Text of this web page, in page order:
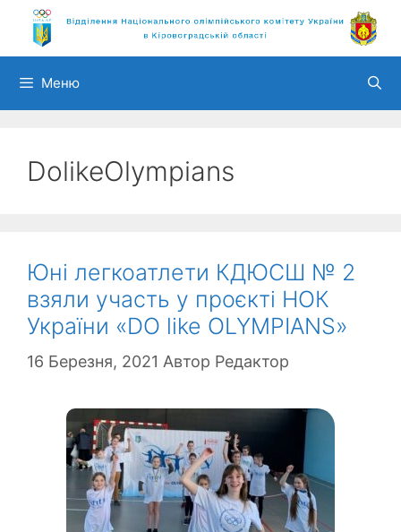
Перейти
вмісту
Меню
DolikeOlympians
Юні легкоатлети КДЮСШ № 2
взяли участь у проєкті НОК
України «DO like OLYMPIANS»
16 Березня, 2021 Автор Редактор